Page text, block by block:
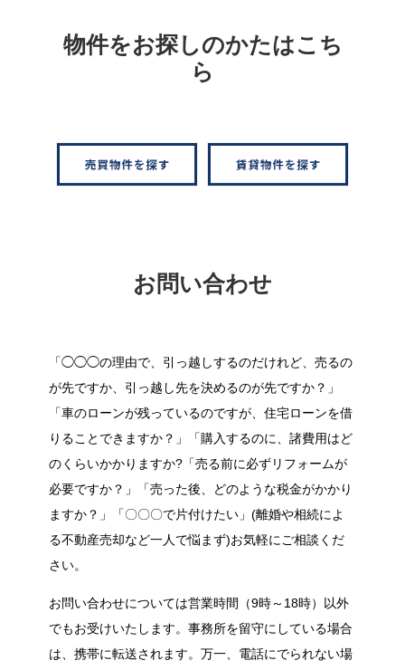
物件をお探しのかたはこち
ら
お問い合わせ
「◯◯◯の理由で、引っ越しするのだけれど、売るの
が先ですか、引っ越し先を決めるのが先ですか？」
「車のローンが残っているのですが、住宅ローンを借
りることできますか？」「購入するのに、諸費用はど
のくらいかかりますか?「売る前に必ずリフォームが
必要ですか？」「売った後、どのような税金がかかり
ますか？」「〇〇〇で片付けたい」(離婚や相続によ
る不動産売却など一人で悩まず)お気軽にご相談くだ
さい。
お問い合わせについては営業時間（9時～18時）以外
でもお受けいたします。事務所を留守にしている場合
は、携帯に転送されます。万一、電話にでられない場